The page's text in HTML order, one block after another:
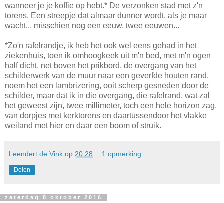
wanneer je je koffie op hebt.* De verzonken stad met z'n
torens. Een streepje dat almaar dunner wordt, als je maar
wacht... misschien nog een eeuw, twee eeuwen...
*Zo'n rafelrandje, ik heb het ook wel eens gehad in het
ziekenhuis, toen ik omhoogkeek uit m'n bed, met m'n ogen
half dicht, net boven het prikbord, de overgang van het
schilderwerk van de muur naar een geverfde houten rand,
noem het een lambrizering, ooit scherp gesneden door de
schilder, maar dat ik in die overgang, die rafelrand, wat zal
het geweest zijn, twee millimeter, toch een hele horizon zag,
van dorpjes met kerktorens en daartussendoor het vlakke
weiland met hier en daar een boom of struik.
Leendert de Vink op 20:28 1 opmerking:
Delen
zaterdag 8 oktober 2016